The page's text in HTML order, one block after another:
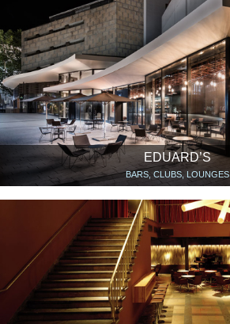
EDUARD’S
BARS, CLUBS, LOUNGES